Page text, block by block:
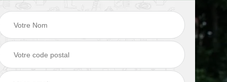
arbre et haie
Jardinier 35